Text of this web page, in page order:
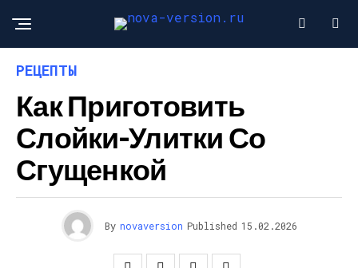
РЕЦЕПТЫ
Как Приготовить
Слойки-Улитки Со
Сгущенкой
By novaversion Published 15.02.2026